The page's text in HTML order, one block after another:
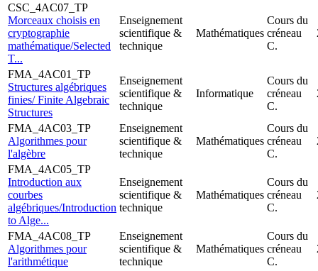
CSC_4AC07_TP
Morceaux choisis en
cryptographie
mathématique/Selected
T...
Enseignement
scientifique &
technique
Mathématiques
Cours du
créneau
C.
FMA_4AC01_TP
Structures algébriques
finies/ Finite Algebraic
Structures
Enseignement
scientifique &
technique
Informatique
Cours du
créneau
C.
FMA_4AC03_TP
Algorithmes pour
l'algèbre
Enseignement
scientifique &
technique
Mathématiques
Cours du
créneau
C.
FMA_4AC05_TP
Introduction aux
courbes
algébriques/Introduction
to Alge...
Enseignement
scientifique &
technique
Mathématiques
Cours du
créneau
C.
FMA_4AC08_TP
Algorithmes pour
l'arithmétique
Enseignement
scientifique &
technique
Mathématiques
Cours du
créneau
C.